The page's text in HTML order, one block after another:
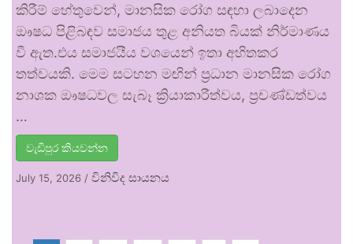
කිරීම් හේතුවෙන්, මානසික රෝග සඳහා ලබාදෙන
ඖෂධ පිළිබඳව සමාජය තුළ අනියත බියක් නිර්මාණය
වී ඇත.එය සමාජයීය වශයෙන් ඉතා අහිතකර
තත්වයකි. මෙම සටහන මඟින් ප්‍රධාන මානසික රෝග
නාශක ඖෂධවල සැබෑ ක්‍රියාකාරීත්වය, ප්‍රචණ්ඩත්වය
…
වැඩිපුර කියවන්න
July 15, 2026 / විනිවිද සායනය